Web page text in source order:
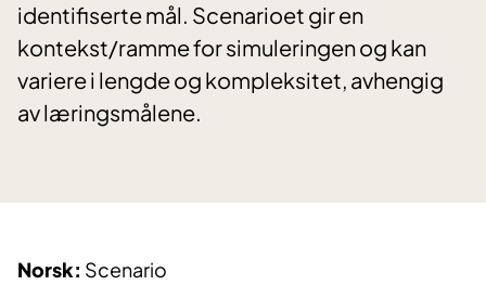
identifiserte mål. Scenarioet gir en
kontekst/ramme for simuleringen og kan
variere i lengde og kompleksitet, avhengig
av læringsmålene.
Norsk: Scenario